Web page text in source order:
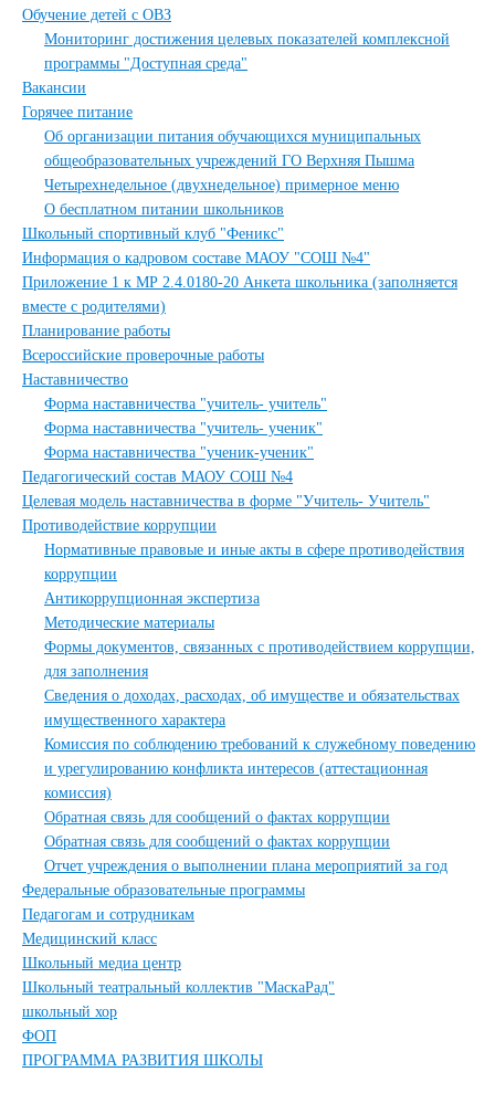
Обучение детей с ОВЗ
Мониторинг достижения целевых показателей комплексной
программы "Доступная среда"
Вакансии
Горячее питание
Об организации питания обучающихся муниципальных
общеобразовательных учреждений ГО Верхняя Пышма
Четырехнедельное (двухнедельное) примерное меню
О бесплатном питании школьников
Школьный спортивный клуб "Феникс"
Информация о кадровом составе МАОУ "СОШ №4"
Приложение 1 к МР 2.4.0180-20 Анкета школьника (заполняется
вместе с родителями)
Планирование работы
Всероссийские проверочные работы
Наставничество
Форма наставничества "учитель- учитель"
Форма наставничества "учитель- ученик"
Форма наставничества "ученик-ученик"
Педагогический состав МАОУ СОШ №4
Целевая модель наставничества в форме "Учитель- Учитель"
Противодействие коррупции
Нормативные правовые и иные акты в сфере противодействия
коррупции
Антикоррупционная экспертиза
Методические материалы
Формы документов, связанных с противодействием коррупции,
для заполнения
Сведения о доходах, расходах, об имуществе и обязательствах
имущественного характера
Комиссия по соблюдению требований к служебному поведению
и урегулированию конфликта интересов (аттестационная
комиссия)
Обратная связь для сообщений о фактах коррупции
Обратная связь для сообщений о фактах коррупции
Отчет учреждения о выполнении плана мероприятий за год
Федеральные образовательные программы
Педагогам и сотрудникам
Медицинский класс
Школьный медиа центр
Школьный театральный коллектив "МаскаРад"
школьный хор
ФОП
ПРОГРАММА РАЗВИТИЯ ШКОЛЫ